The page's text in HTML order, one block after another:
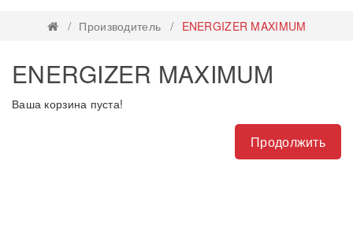
Производитель ENERGIZER MAXIMUM
ENERGIZER MAXIMUM
Ваша корзина пуста!
Продолжить